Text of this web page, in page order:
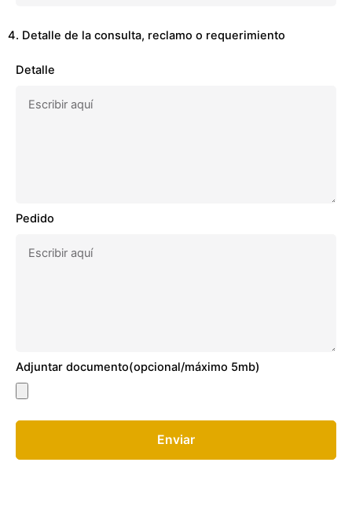
4. Detalle de la consulta, reclamo o requerimiento
Detalle
Pedido
Adjuntar documento(opcional/máximo 5mb)
Enviar